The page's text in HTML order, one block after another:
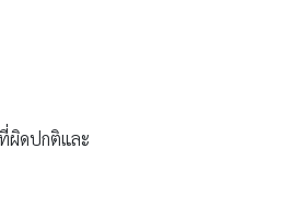
ผิดปกติและ